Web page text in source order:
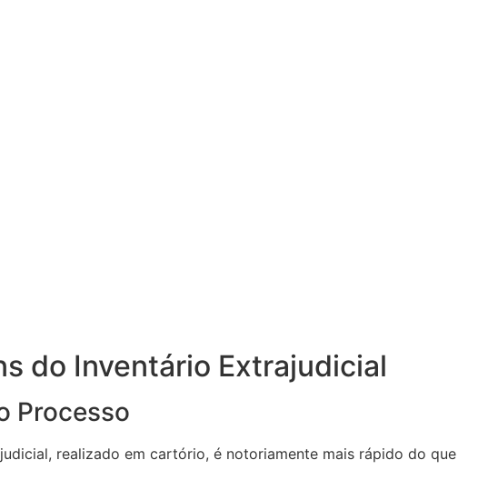
do Inventário Extrajudicial
Processo
realizado em cartório, é notoriamente mais rápido do que